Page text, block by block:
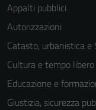
Appalti pubblici
Autorizzazioni
Catasto, urbanistica e
Cultura e tempo libero
Educazione e
Giustizia, sicurezza